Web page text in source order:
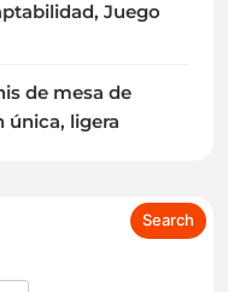
Juego
de mesa de
única, ligera